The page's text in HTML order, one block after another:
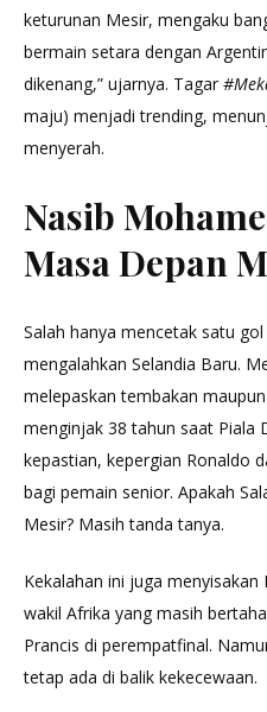
keturunan Mesir, mengaku
bermain setara dengan
dikenang,” ujarnya. Tagar
maju) menjadi trending,
menyerah.
Nasib
Masa Depan
Salah hanya mencetak satu
mengalahkan Selandia Baru.
melepaskan tembakan
menginjak 38 tahun saat Piala
kepastian, kepergian Ronaldo
bagi pemain senior. Apakah
Mesir? Masih tanda tanya.
Kekalahan ini juga
wakil Afrika yang masih
Prancis di perempatfinal.
tetap ada di balik kekecewaan.